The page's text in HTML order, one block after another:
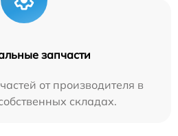
запчасти
от производителя в
складах.